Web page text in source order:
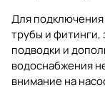
Для подключения
трубы и фитинги,
подводки и
водоснабжения
внимание на